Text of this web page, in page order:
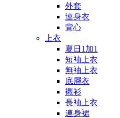
外套
連身衣
背心
上衣
夏日1加1
短袖上衣
無袖上衣
底層衣
襯衫
長袖上衣
連身裙